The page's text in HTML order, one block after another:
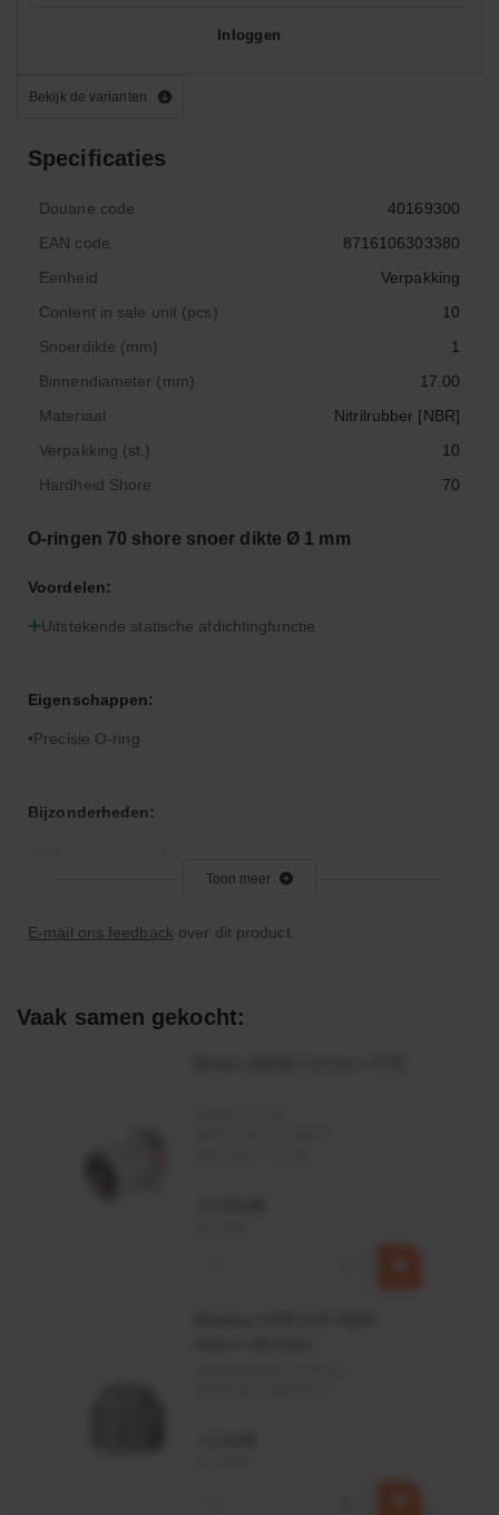
Bekijk de varianten
Specificaties
Douane code
40169300
EAN code
8716106303380
Eenheid
Verpakking
Content in sale unit (pcs)
10
Snoerdikte (mm)
1
Binnendiameter (mm)
17.00
Materiaal
Nitrilrubber [NBR]
Verpakking (st.)
10
Hardheid Shore
70
O-ringen 70 shore snoer dikte Ø 1 mm
Voordelen:
Uitstekende statische afdichtingfunctie
Eigenschappen:
Precisie O-ring
Bijzonderheden:
Toepassingsgebied:
Toon meer
E-mail ons feedback over dit product.
Inloggen
Vaak samen gekocht: